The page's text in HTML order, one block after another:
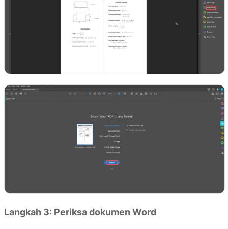
Langkah 3: Periksa dokumen Word